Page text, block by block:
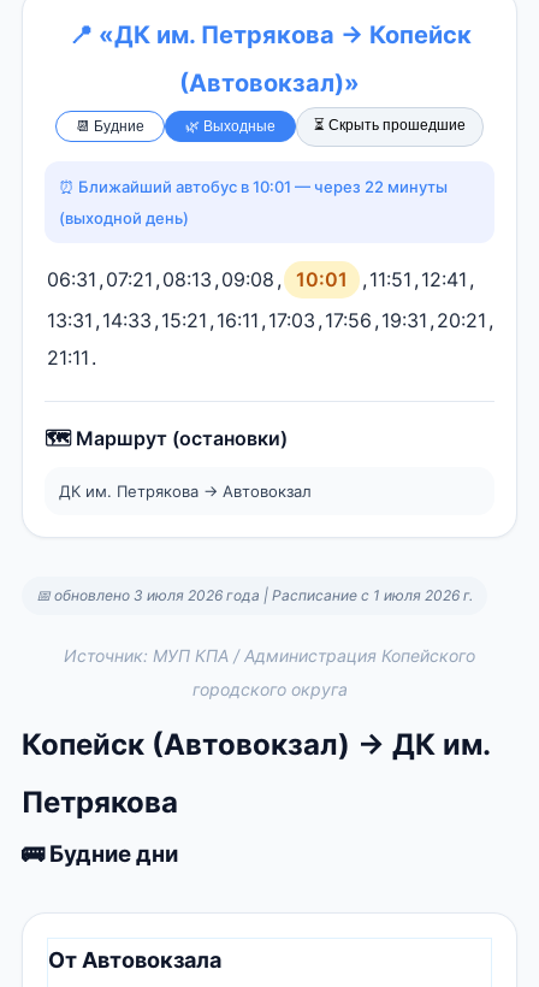
📍 «ДК им. Петрякова → Копейск
(Автовокзал)»
📆 Будние 🌿 Выходные ⏳ Скрыть прошедшие
⏰ Ближайший автобус в 10:01 — через 22 минуты
(выходной день)
06:31 ,07:21 ,08:13 ,09:08 , 10:01 ,11:51 ,12:41 ,
13:31 ,14:33 ,15:21 ,16:11 ,17:03 ,17:56 ,19:31 ,20:21 ,
21:11 .
🗺️ Маршрут (остановки)
ДК им. Петрякова → Автовокзал
📅 обновлено 3 июля 2026 года | Расписание с 1 июля 2026 г.
Источник: МУП КПА / Администрация Копейского
городского округа
Копейск (Автовокзал) → ДК им.
Петрякова
🚌 Будние дни
От Автовокзала